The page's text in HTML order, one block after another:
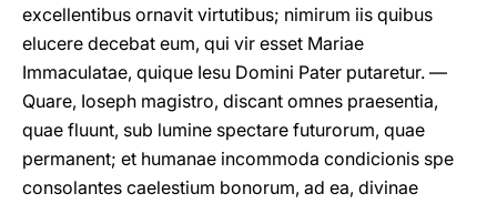
excellentibus ornavit virtutibus; nimirum iis quibus
elucere decebat eum, qui vir esset Mariae
Immaculatae, quique Iesu Domini Pater putaretur. —
Quare, Ioseph magistro, discant omnes praesentia,
quae fluunt, sub lumine spectare futurorum, quae
permanent; et humanae incommoda condicionis spe
consolantes caelestium bonorum, ad ea, divinae